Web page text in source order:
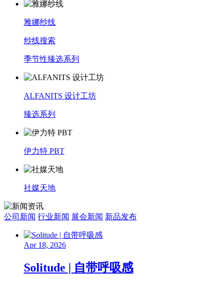
雅娜纱线
纱线搜索
季节性臻选系列
ALFANITS 设计工坊
臻选系列
伊力特 PBT
社媒天地
公司新闻 行业新闻 展会新闻 新品发布
Apr 18, 2026
Solitude | 自带呼吸感